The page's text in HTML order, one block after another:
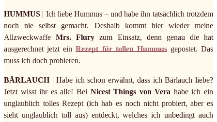
HUMMUS | Ich liebe Hummus – und habe ihn tatsächlich trotzdem
noch nie selbst gemacht. Deshalb kommt hier wieder meine
AllzweckwaffeMrs. Flury zum Einsatz, denn genau die hat
ausgerechnet jetzt einRezept für tollen Hummusgepostet. Das
muss ich doch probieren.
BÄRLAUCH| Habe ich schon erwähnt, dass ich Bärlauch liebe?
Jetzt wisst ihr es alle! Bei Nicest Things von Vera habe ich ein
unglaublich tolles Rezept (ich hab es noch nicht probiert, aber es
sieht unglaublich toll aus) entdeckt, welches ich unbedingt auch